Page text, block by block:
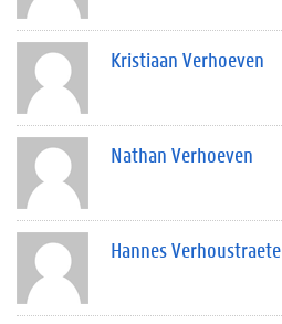
Kristiaan Verhoeven
Nathan Verhoeven
Hannes Verhoustraete